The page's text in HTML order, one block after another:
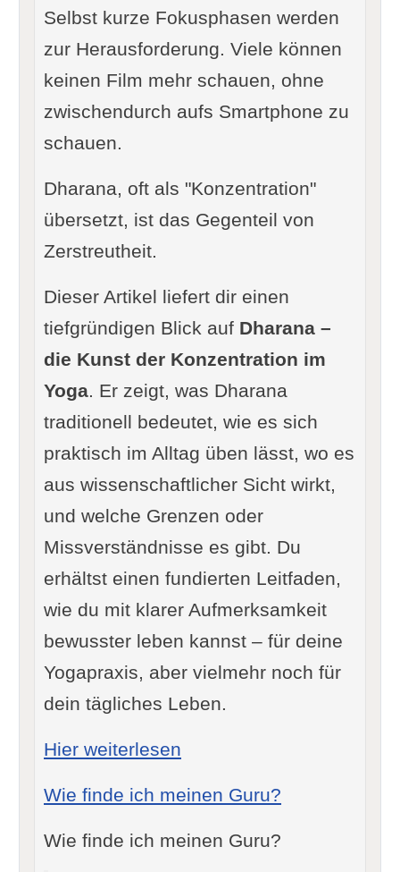
Selbst kurze Fokusphasen werden
zur Herausforderung. Viele können
keinen Film mehr schauen, ohne
zwischendurch aufs Smartphone zu
schauen.
Dharana, oft als "Konzentration"
übersetzt, ist das Gegenteil von
Zerstreutheit.
Dieser Artikel liefert dir einen
tiefgründigen Blick auf Dharana –
die Kunst der Konzentration im
Yoga. Er zeigt, was Dharana
traditionell bedeutet, wie es sich
praktisch im Alltag üben lässt, wo es
aus wissenschaftlicher Sicht wirkt,
und welche Grenzen oder
Missverständnisse es gibt. Du
erhältst einen fundierten Leitfaden,
wie du mit klarer Aufmerksamkeit
bewusster leben kannst – für deine
Yogapraxis, aber vielmehr noch für
dein tägliches Leben.
Hier weiterlesen
Wie finde ich meinen Guru?
Wie finde ich meinen Guru?